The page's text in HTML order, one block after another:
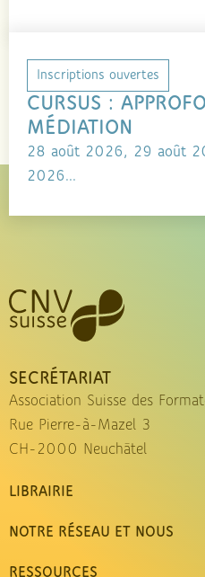
Inscriptions ouvertes
CURSUS :
MÉDIATION
28 août 2026, 29 août
2026...
SECRÉTARIAT
Association Suisse des
Rue Pierre-à-Mazel 3
CH-2000 Neuchâtel
LIBRAIRIE
NOTRE RÉSEAU ET NOUS
RESSOURCES